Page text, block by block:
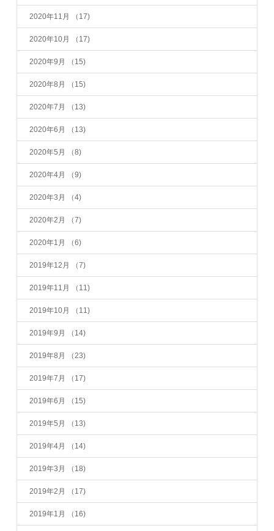
2020年11月 （17)
2020年10月 （17)
2020年9月 （15)
2020年8月 （15)
2020年7月 （13)
2020年6月 （13)
2020年5月 （8)
2020年4月 （9)
2020年3月 （4)
2020年2月 （7)
2020年1月 （6)
2019年12月 （7)
2019年11月 （11)
2019年10月 （11)
2019年9月 （14)
2019年8月 （23)
2019年7月 （17)
2019年6月 （15)
2019年5月 （13)
2019年4月 （14)
2019年3月 （18)
2019年2月 （17)
2019年1月 （16)